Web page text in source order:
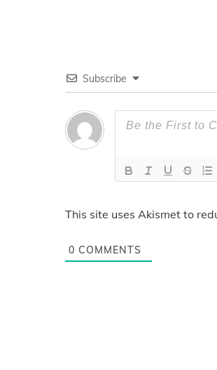
Subscribe
This site uses Akismet to
0 COMMENTS